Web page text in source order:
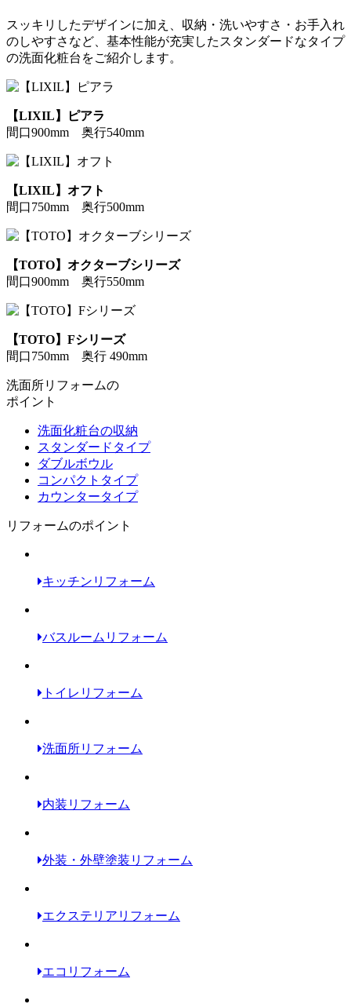
スッキリしたデザインに加え、収納・洗いやすさ・お手入れ
のしやすさなど、基本性能が充実したスタンダードなタイプ
の洗面化粧台をご紹介します。
【LIXIL】ピアラ
間口900mm 奥行540mm
【LIXIL】オフト
間口750mm 奥行500mm
【TOTO】オクターブシリーズ
間口900mm 奥行550mm
【TOTO】Fシリーズ
間口750mm 奥行 490mm
洗面所リフォームの
ポイント
洗面化粧台の収納
スタンダードタイプ
ダブルボウル
コンパクトタイプ
カウンタータイプ
リフォームのポイント
キッチンリフォーム
バスルームリフォーム
トイレリフォーム
洗面所リフォーム
内装リフォーム
外装・外壁塗装リフォーム
エクステリアリフォーム
エコリフォーム